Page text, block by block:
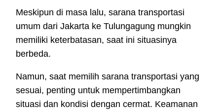
Meskipun di masa lalu, sarana transportasi
umum dari Jakarta ke Tulungagung mungkin
memiliki keterbatasan, saat ini situasinya
berbeda.
Namun, saat memilih sarana transportasi yang
sesuai, penting untuk mempertimbangkan
situasi dan kondisi dengan cermat. Keamanan